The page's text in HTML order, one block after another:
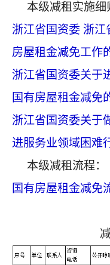
本级减租实施细
浙江省国资委 浙
房屋租金减免工作
浙江省国资委关于
国有房屋租金减免
浙江省国资委关于
进服务业领域困难
本级减租流程：
国有房屋租金减免